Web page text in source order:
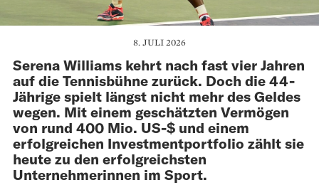
8. JULI 2026
Serena Williams kehrt nach fast vier Jahren
auf die Tennisbühne zurück. Doch die 44-
Jährige spielt längst nicht mehr des Geldes
wegen. Mit einem geschätzten Vermögen
von rund 400 Mio. US-$ und einem
erfolgreichen Investmentportfolio zählt sie
heute zu den erfolgreichsten
Unternehmerinnen im Sport.